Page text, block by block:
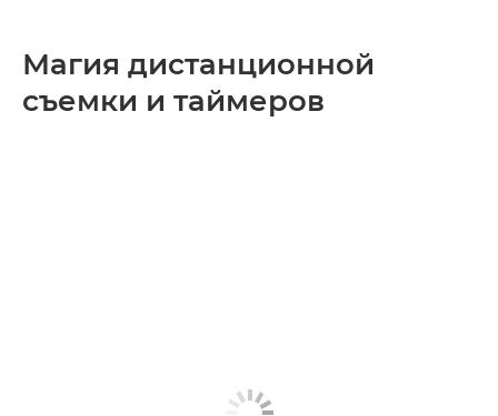
Магия дистанционной
съемки и таймеров